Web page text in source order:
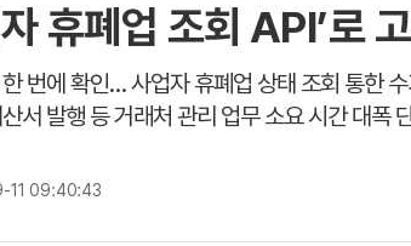
휴폐업 조회 API’로
번에 확인… 사업자 휴폐업 상태 조회 통한
서 발행 등 거래처 관리 업무 소요 시간 대폭
11 09:40:43